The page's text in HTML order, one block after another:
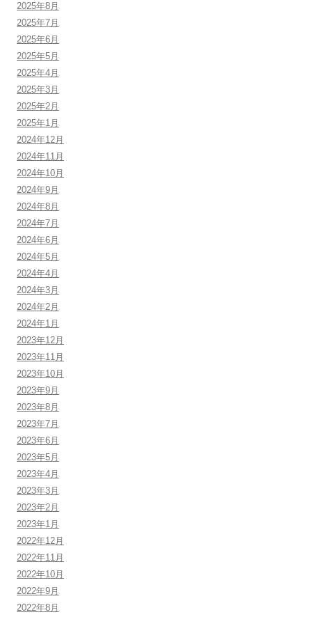
2025年8月
2025年7月
2025年6月
2025年5月
2025年4月
2025年3月
2025年2月
2025年1月
2024年12月
2024年11月
2024年10月
2024年9月
2024年8月
2024年7月
2024年6月
2024年5月
2024年4月
2024年3月
2024年2月
2024年1月
2023年12月
2023年11月
2023年10月
2023年9月
2023年8月
2023年7月
2023年6月
2023年5月
2023年4月
2023年3月
2023年2月
2023年1月
2022年12月
2022年11月
2022年10月
2022年9月
2022年8月